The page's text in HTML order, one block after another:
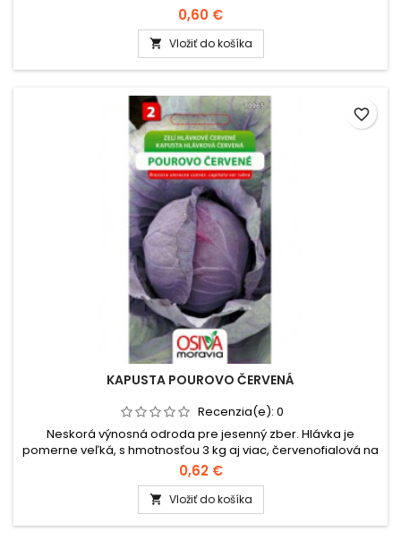
0,60 €
 Vložiť do košíka
KAPUSTA POUROVO ČERVENÁ
Recenzia(e): 0
Neskorá výnosná odroda pre jesenný zber. Hlávka je
pomerne veľká, s hmotnosťou 3 kg aj viac, červenofialová na
reze, guľovitá, pevná, dobre uzavretá na nižšom až strednom
vonkajšom hlúbe. Hlávky sú odolné k praskaniu, sú vhodné na
priamu spotrebu aj na skladovanie až do januára. Balenie:
0,8g
0,62 €
 Vložiť do košíka
favorite_border